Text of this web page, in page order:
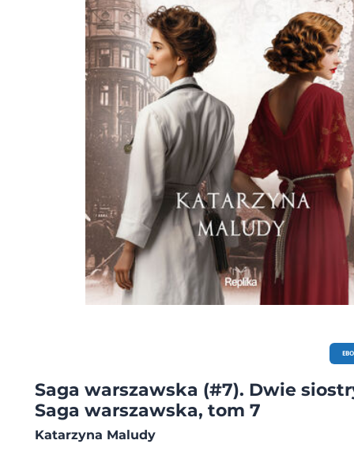
Saga warszawska (#7). Dwie
Saga warszawska, tom 7
Katarzyna Maludy